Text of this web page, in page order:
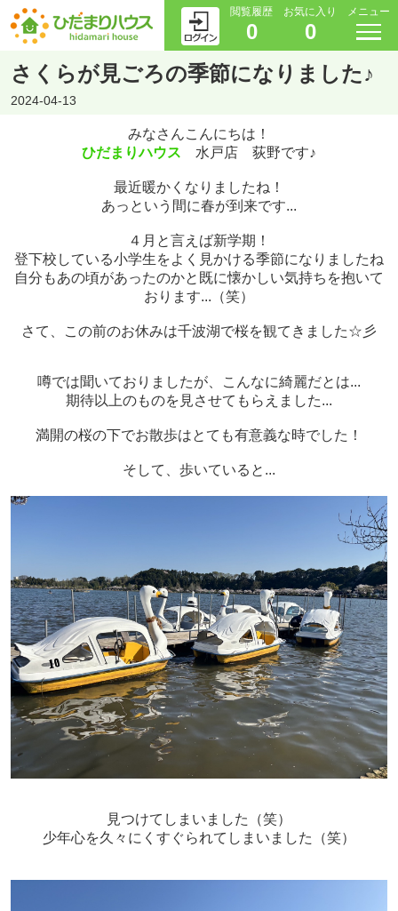
閲覧履歴
0
お気に入り
0
メニュー
さくらが見ごろの季節になりました♪
2024-04-13
みなさんこんにちは！
ひだまりハウス 水戸店 荻野です♪
最近暖かくなりましたね！
あっという間に春が到来です...
４月と言えば新学期！
登下校している小学生をよく見かける季節になりましたね
自分もあの頃があったのかと既に懐かしい気持ちを抱いて
おります...（笑）
さて、この前のお休みは千波湖で桜を観てきました☆彡
噂では聞いておりましたが、こんなに綺麗だとは...
期待以上のものを見させてもらえました...
満開の桜の下でお散歩はとても有意義な時でした！
そして、歩いていると...
見つけてしまいました（笑）
少年心を久々にくすぐられてしまいました（笑）